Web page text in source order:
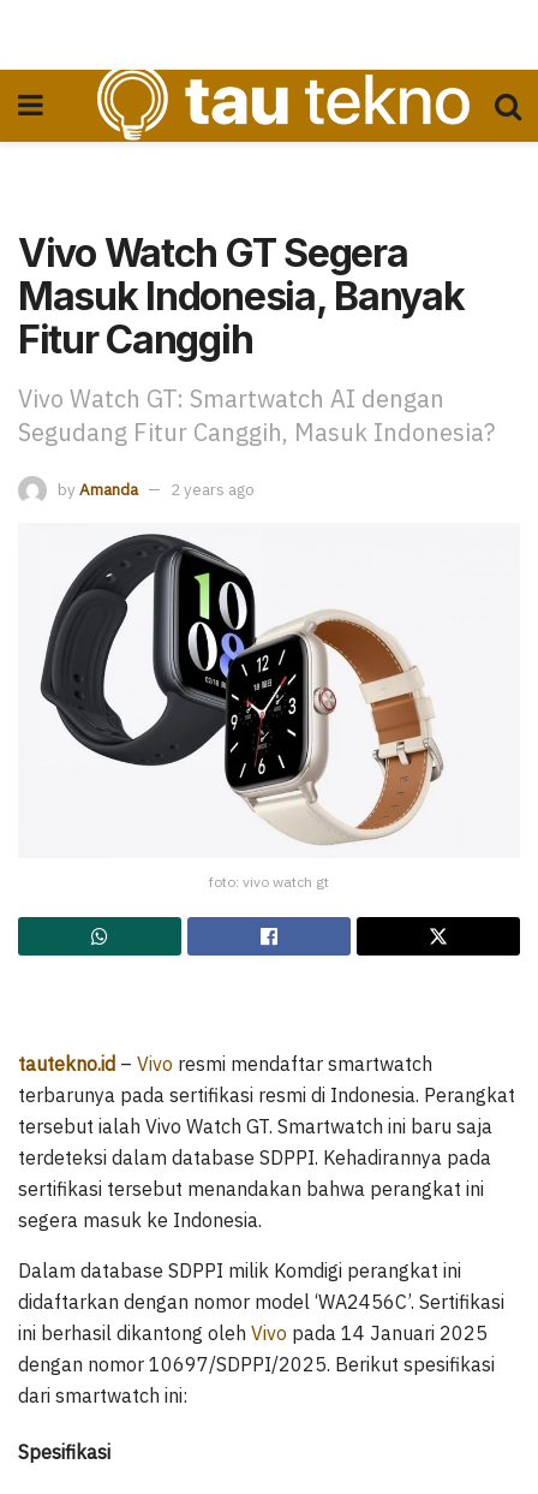
Vivo Watch GT Segera
Masuk Indonesia, Banyak
Fitur Canggih
Vivo Watch GT: Smartwatch AI dengan
Segudang Fitur Canggih, Masuk Indonesia?
by Amanda 2 years ago
foto: vivo watch gt
tautekno.id – Vivo resmi mendaftar smartwatch
terbarunya pada sertifikasi resmi di Indonesia. Perangkat
tersebut ialah Vivo Watch GT. Smartwatch ini baru saja
terdeteksi dalam database SDPPI. Kehadirannya pada
sertifikasi tersebut menandakan bahwa perangkat ini
segera masuk ke Indonesia.
Dalam database SDPPI milik Komdigi perangkat ini
didaftarkan dengan nomor model ‘WA2456C’. Sertifikasi
ini berhasil dikantong oleh Vivo pada 14 Januari 2025
dengan nomor 10697/SDPPI/2025. Berikut spesifikasi
dari smartwatch ini:
Spesifikasi